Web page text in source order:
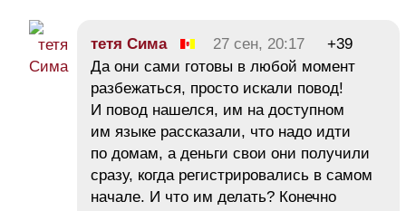
тетя Сима 27 сен, 20:17
+39
Да они сами готовы в любой момент
разбежаться, просто искали повод!
И повод нашелся, им на доступном
им языке рассказали, что надо идти
по домам, а деньги свои они получили
сразу, когда регистрировались в самом
начале. И что им делать? Конечно